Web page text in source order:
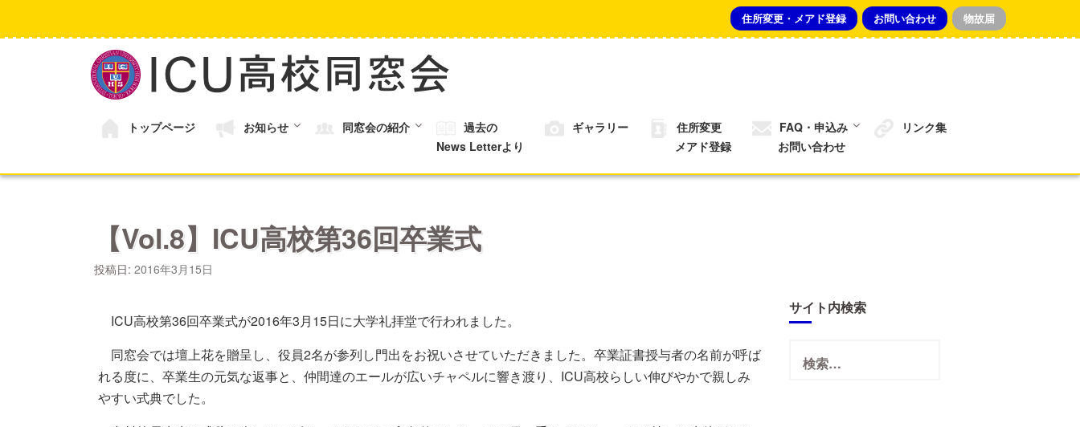
テ
住所変更・メアド登録 お問い合わせ 物故届
トップページ お知らせ 同窓会の紹介
過去の
News Letterより
ギャラリー
住所変更
メアド登録
FAQ・申込み
お問い合わせ
リンク集
【Vol.8】ICU高校第36回卒業式
投稿日: 2016年3月15日
ICU高校第36回卒業式が2016年3月15日に大学礼拝堂で行われました。
同窓会では壇上花を贈呈し、役員2名が参列し門出をお祝いさせていただきました。卒業証書授与者の名前が呼ば
れる度に、卒業生の元気な返事と、仲間達のエールが広いチャペルに響き渡り、ICU高校らしい伸びやかで親しみ
やすい式典でした。
サイト内検索
索: